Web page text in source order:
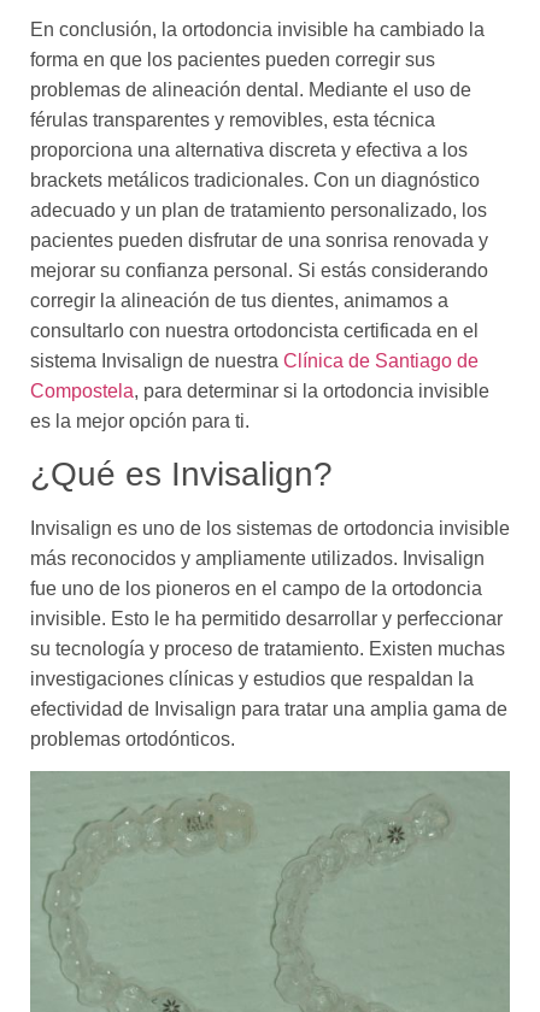
En conclusión, la ortodoncia invisible ha cambiado la
forma en que los pacientes pueden corregir sus
problemas de alineación dental. Mediante el uso de
férulas transparentes y removibles, esta técnica
proporciona una alternativa discreta y efectiva a los
brackets metálicos tradicionales. Con un diagnóstico
adecuado y un plan de tratamiento personalizado, los
pacientes pueden disfrutar de una sonrisa renovada y
mejorar su confianza personal. Si estás considerando
corregir la alineación de tus dientes, animamos a
consultarlo con nuestra ortodoncista certificada en el
sistema Invisalign de nuestra Clínica de Santiago de
Compostela, para determinar si la ortodoncia invisible
es la mejor opción para ti.
¿Qué es Invisalign?
Invisalign es uno de los sistemas de ortodoncia invisible
más reconocidos y ampliamente utilizados. Invisalign
fue uno de los pioneros en el campo de la ortodoncia
invisible. Esto le ha permitido desarrollar y perfeccionar
su tecnología y proceso de tratamiento. Existen muchas
investigaciones clínicas y estudios que respaldan la
efectividad de Invisalign para tratar una amplia gama de
problemas ortodónticos.